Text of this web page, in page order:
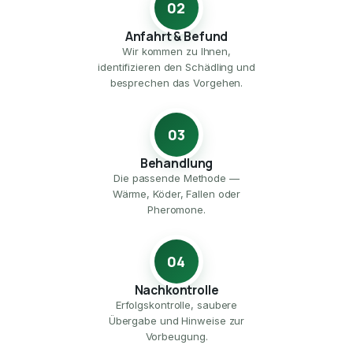
02
Anfahrt & Befund
Wir kommen zu Ihnen,
identifizieren den Schädling und
besprechen das Vorgehen.
03
Behandlung
Die passende Methode —
Wärme, Köder, Fallen oder
Pheromone.
04
Nachkontrolle
Erfolgskontrolle, saubere
Übergabe und Hinweise zur
Vorbeugung.